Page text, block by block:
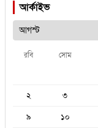
আর্কাইভ
রবি সোম
২
৩
৯
১০